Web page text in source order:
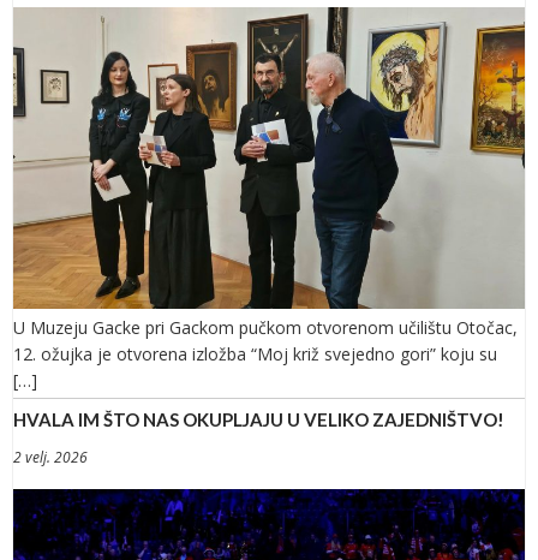
U Muzeju Gacke pri Gackom pučkom otvorenom učilištu Otočac,
12. ožujka je otvorena izložba “Moj križ svejedno gori” koju su
[…]
HVALA IM ŠTO NAS OKUPLJAJU U VELIKO ZAJEDNIŠTVO!
2 velj. 2026